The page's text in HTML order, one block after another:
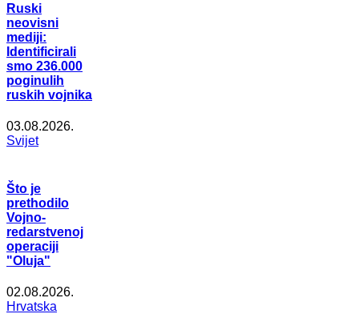
Ruski
neovisni
mediji:
Identificirali
smo 236.000
poginulih
ruskih vojnika
03.08.2026.
Svijet
Što je
prethodilo
Vojno-
redarstvenoj
operaciji
"Oluja"
02.08.2026.
Hrvatska